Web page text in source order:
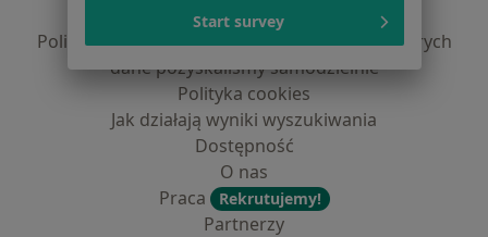
Polityka prywatności profesjonalistów
Polityka prywatności dla profesjonalistów, których
dane pozyskaliśmy samodzielnie
Polityka cookies
Jak działają wyniki wyszukiwania
Dostępność
O nas
Praca
Rekrutujemy!
Partnerzy
Start survey